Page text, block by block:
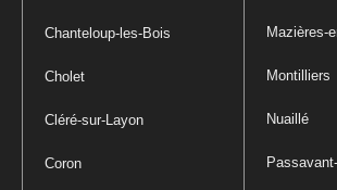
Chanteloup-les-Bois
Cholet
Cléré-sur-Layon
Coron
Mazières-
Montilliers
Nuaillé